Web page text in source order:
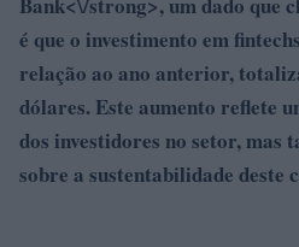
é que o investimento em
relação ao ano anterior,
dólares. Este aumento reflete
dos investidores no setor, mas
sobre a sustentabilidade deste